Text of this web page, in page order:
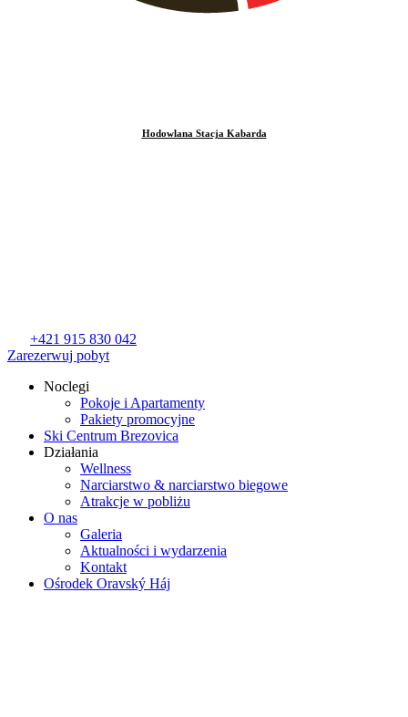
Hodowlana Stacja Kabarda
+421 915 830 042
Zarezerwuj pobyt
Noclegi
Pokoje i Apartamenty
Pakiety promocyjne
Ski Centrum Brezovica
Działania
Wellness
Narciarstwo & narciarstwo biegowe
Atrakcje w pobliżu
O nas
Galeria
Aktualności i wydarzenia
Kontakt
Ośrodek Oravský Háj